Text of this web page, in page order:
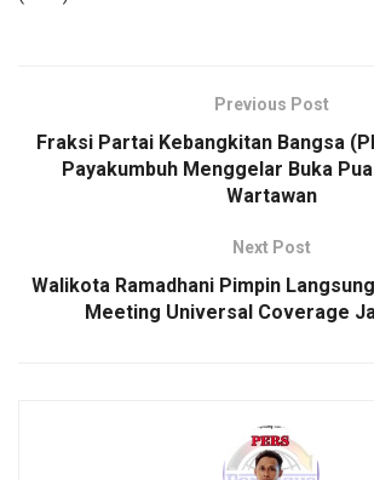
Previous Post
Fraksi Partai Kebangkitan Bangsa
Payakumbuh Menggelar Buka
Wartawan
Next Post
Walikota Ramadhani Pimpin
Meeting Universal Coverage